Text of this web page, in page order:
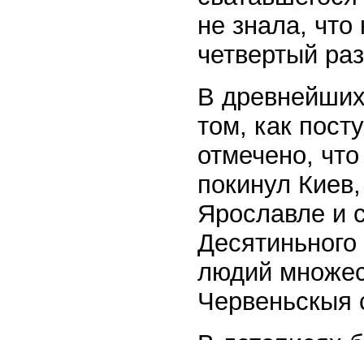
не знала,
четвертый
В
том, как
отмечено,
покинул
Ярославле и
людий
Червеньскыя